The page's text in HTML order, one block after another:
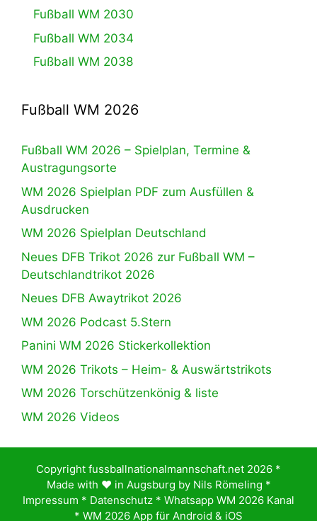
Fußball WM 2030
Fußball WM 2034
Fußball WM 2038
Fußball WM 2026
Fußball WM 2026 – Spielplan, Termine &
Austragungsorte
WM 2026 Spielplan PDF zum Ausfüllen &
Ausdrucken
WM 2026 Spielplan Deutschland
Neues DFB Trikot 2026 zur Fußball WM –
Deutschlandtrikot 2026
Neues DFB Awaytrikot 2026
WM 2026 Podcast 5.Stern
Panini WM 2026 Stickerkollektion
WM 2026 Trikots – Heim- & Auswärtstrikots
WM 2026 Torschützenkönig & liste
WM 2026 Videos
Copyright fussballnationalmannschaft.net 2026 *
Made with ♥️ in Augsburg by Nils Römeling *
Impressum * Datenschutz * Whatsapp WM 2026 Kanal
* WM 2026 App für Android & iOS